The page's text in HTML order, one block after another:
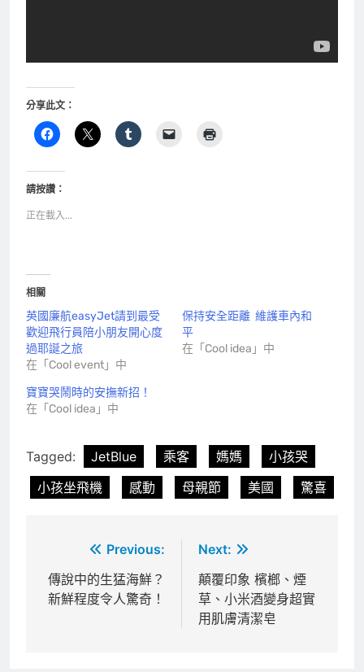
分享此文：
請按讚：
正在載入...
相關
英國廉航easyJet請到最受
歡迎飛行員陪小朋友開心度
過耶誕之旅
在「Cool event」中
保持安全距離 維護車內和
平
在「Cool idea」中
寶寶哭鬧時的安撫新招！
在「Cool idea」中
Tagged: JetBlue 乘客 媽媽
小孩哭
小孩坐飛機
感動 母親節 美國 驚喜
章
導
Previous:
傳說中的生猛海鮮？
新鮮程度令人驚奇！
Next:
顛覆印象 檳榔、煙
草、小米酒變身超實
用肌膚清潔皂